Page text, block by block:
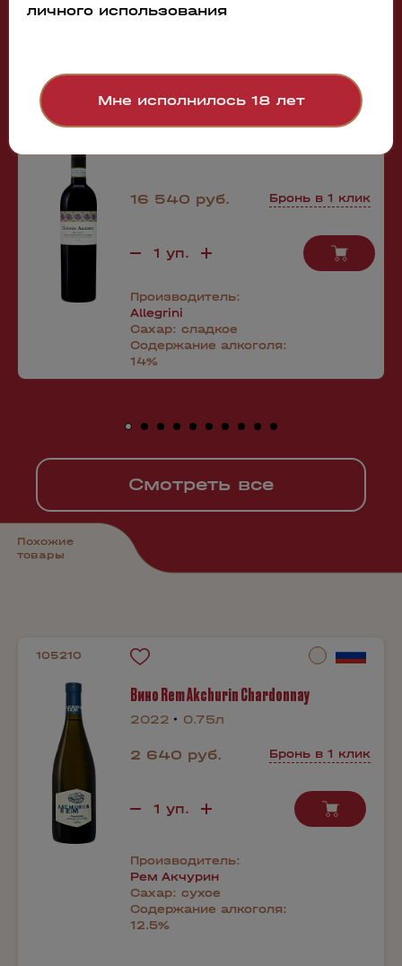
Valpolicella DOCG Classico Allegrini
16 540 руб. Бронь в 1 клик
Производитель:
Allegrini
Сахар: сладкое
Содержание алкоголя:
14%
Смотреть все
Похожие
товары
105210
Вино Rem Akchurin Chardonnay
2022 0.75л
2 640 руб. Бронь в 1 клик
Производитель:
Рем Акчурин
Сахар: сухое
Содержание алкоголя:
12.5%
личного использования
Мне исполнилось 18 лет